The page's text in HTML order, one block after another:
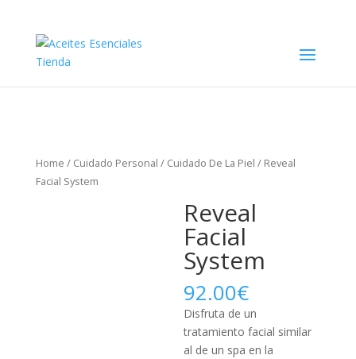
Home / Cuidado Personal / Cuidado De La Piel / Reveal
Facial System
Reveal
Facial
System
92.00€
Disfruta de un
tratamiento facial similar
al de un spa en la